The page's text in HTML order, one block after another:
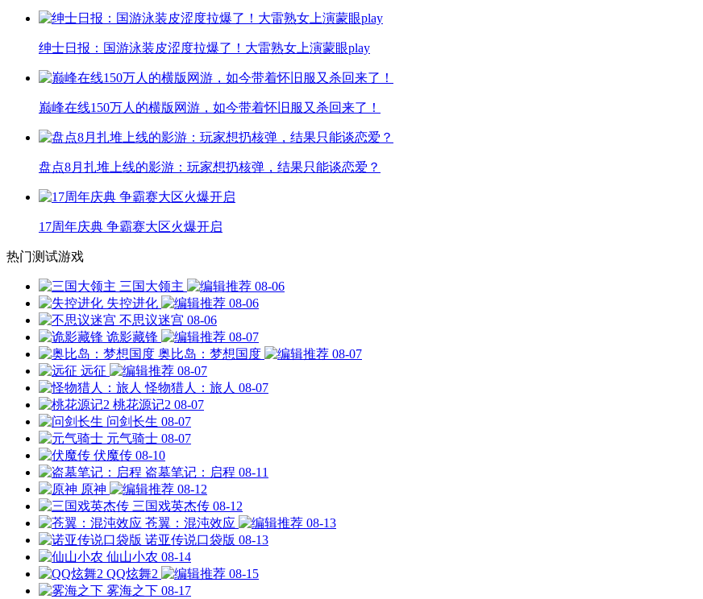
绅士日报：国游泳装皮涩度拉爆了！大雷熟女上演蒙眼play
巅峰在线150万人的横版网游，如今带着怀旧服又杀回来了！
盘点8月扎堆上线的影游：玩家想扔核弹，结果只能谈恋爱？
17周年庆典 争霸赛大区火爆开启
热门测试游戏
三国大领主
08-06
失控进化
08-06
不思议迷宫 08-06
诡影藏锋
08-07
奥比岛：梦想国度
08-07
远征
08-07
怪物猎人：旅人 08-07
桃花源记2 08-07
问剑长生 08-07
元气骑士 08-07
伏魔传 08-10
盗墓笔记：启程 08-11
原神
08-12
三国戏英杰传 08-12
苍翼：混沌效应
08-13
诺亚传说口袋版 08-13
仙山小农 08-14
QQ炫舞2
08-15
雾海之下 08-17